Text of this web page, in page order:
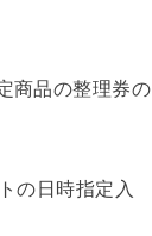
商品の整理券の
の日時指定入